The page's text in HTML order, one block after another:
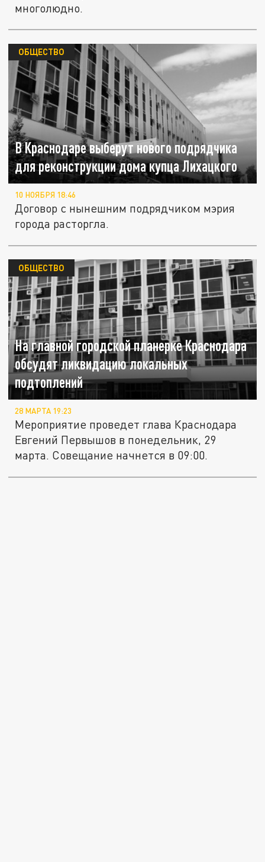
многолюдно.
В Краснодаре выберут нового подрядчика
для реконструкции дома купца Лихацкого
ОБЩЕСТВО
10 НОЯБРЯ 18:46
Договор с нынешним подрядчиком мэрия
города расторгла.
На главной городской планерке Краснодара
обсудят ликвидацию локальных
подтоплений
ОБЩЕСТВО
28 МАРТА 19:23
Мероприятие проведет глава Краснодара
Евгений Первышов в понедельник, 29
марта. Совещание начнется в 09:00.